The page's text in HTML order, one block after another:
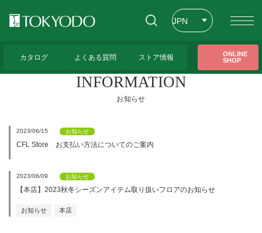
JPN
カタログ よくある質問 ストア情報
ONLINE
SHOP
INFORMATION
お知らせ
2023/06/15 お知らせ
CFL Store お支払い方法についてのご案内
2023/06/09 お知らせ
【本店】2023秋冬シーズンアイテム取り扱いフロアのお知らせ
お知らせ 本店